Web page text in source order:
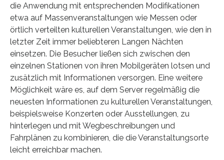
die Anwendung mit entsprechenden Modifikationen
etwa auf Massenveranstaltungen wie Messen oder
örtlich verteilten kulturellen Veranstaltungen, wie den in
letzter Zeit immer beliebteren Langen Nächten
einsetzen. Die Besucher ließen sich zwischen den
einzelnen Stationen von ihren Mobilgeräten lotsen und
zusätzlich mit Informationen versorgen. Eine weitere
Möglichkeit wäre es, auf dem Server regelmäßig die
neuesten Informationen zu kulturellen Veranstaltungen,
beispielsweise Konzerten oder Ausstellungen, zu
hinterlegen und mit Wegbeschreibungen und
Fahrplänen zu kombinieren, die die Veranstaltungsorte
leicht erreichbar machen.